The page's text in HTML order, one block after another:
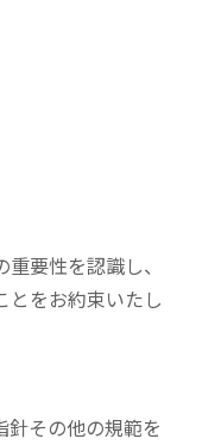
要性を認識し、
とをお約束いたし
その他の規範を